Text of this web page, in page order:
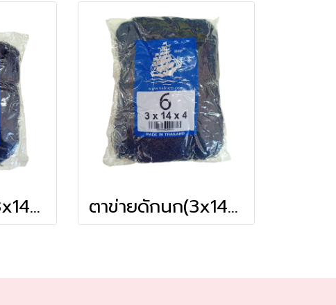
ตาข่ายดักนก(3x14x4) # 8 ตาข่ายดักนก(3x14x4) # 6